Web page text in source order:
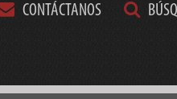
CONTÁCTANOS